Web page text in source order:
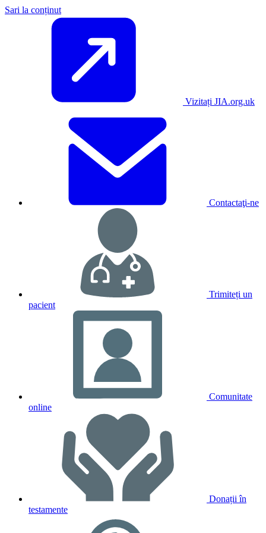
Sari la conținut
Vizitați JIA.org.uk
Contactaţi-ne
Trimiteți un
pacient
Comunitate
online
Donații în
testamente